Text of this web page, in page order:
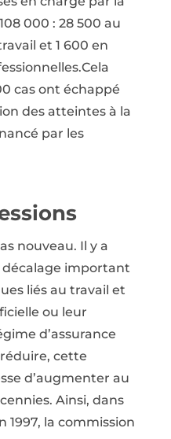
000 : 28 500 au
et 1 600 en
cas ont échappé
des atteintes à la
par les
nouveau. Il y a
important
liés au travail et
ou leur
d’assurance
réduire, cette
d’augmenter au
Ainsi, dans
1997, la commission